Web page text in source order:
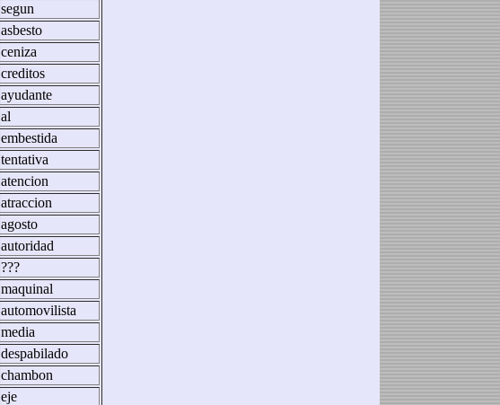
segun
asbesto
ceniza
creditos
ayudante
al
embestida
tentativa
atencion
atraccion
agosto
autoridad
???
maquinal
automovilista
media
despabilado
chambon
eje